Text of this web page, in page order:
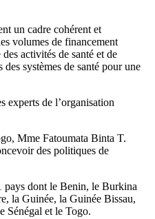
un cadre cohérent et
volumes de financement
activités de santé et de
systèmes de santé pour une
experts de l’organisation
Mme Fatoumata Binta T.
des politiques de
pays dont le Benin, le Burkina
la Guinée, la Guinée Bissau,
Sénégal et le Togo.